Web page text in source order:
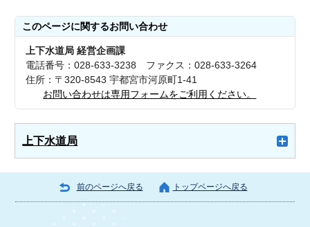
このページに関するお問い合わせ
上下水道局 経営企画課
電話番号：028-633-3238 ファクス：028-633-3264
住所：〒320-8543 宇都宮市河原町1-41
お問い合わせは専用フォームをご利用ください。
上下水道局
前のページへ戻る トップページへ戻る